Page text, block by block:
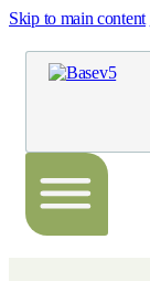
Skip to main content